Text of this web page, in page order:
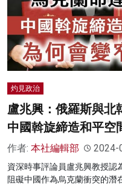
灼見政治
盧兆興：俄羅斯與北
中國斡旋締造和平空
作者: 本社編輯部 2024-
資深時事評論員盧兆興教授認
阻礙中國作為烏克蘭衝突的潛